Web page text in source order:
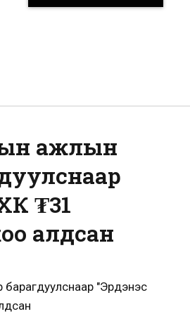
ажлын
₮31
алдсан
барагдуулснаар "Эрдэнэс